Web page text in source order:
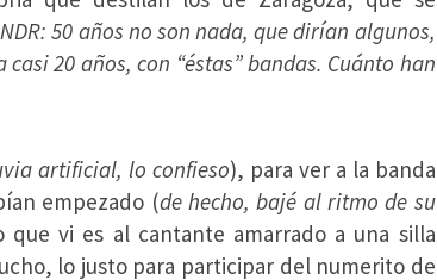
NDR: 50 años no son nada, que dirían algunos,
20 años, con “éstas” bandas. Cuánto han
artificial, lo confieso), para ver a la banda
empezado (de hecho, bajé al ritmo de su
que vi es al cantante amarrado a una silla
lo justo para participar del numerito de